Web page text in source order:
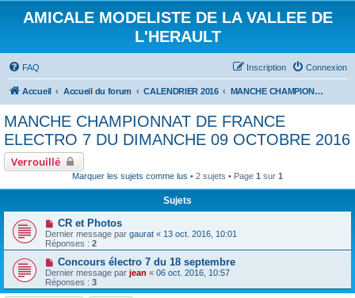
AMICALE MODELISTE DE LA VALLEE DE
L'HERAULT
FAQ Connexion
Inscription
Accueil Accueil du forum CALENDRIER 2016 MANCHE CHAMPIONNAT DE FRANCE ELECTRO 7 DU DIMANCHE 09 OCTOBRE 2016
MANCHE CHAMPIONNAT DE FRANCE
ELECTRO 7 DU DIMANCHE 09 OCTOBRE 2016
Verrouillé
Marquer les sujets comme lus • 2 sujets • Page 1 sur 1
Sujets
CR et Photos
Dernier message par gaurat « 13 oct. 2016, 10:01
Réponses : 2
Concours électro 7 du 18 septembre
Dernier message par jean « 06 oct. 2016, 10:57
Réponses : 3